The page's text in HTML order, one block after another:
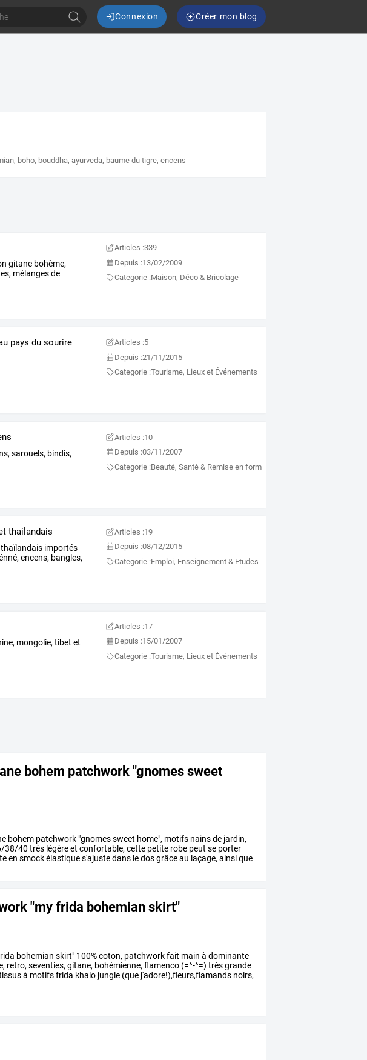
Connexion Créer mon blog
, boho, bouddha,ayurveda, baume du tigre,encens
gitanebohème,
mélangesde
Articles :339
Depuis :13/02/2009
Categorie :Maison, Déco & Bricolage
pays du sourire Articles :5
Depuis :21/11/2015
Categorie :Tourisme, Lieux et Événements
sarouels, bindis,
Articles :10
Depuis :03/11/2007
Categorie :Beauté, Santé & Remise en forme
thailandais
thaïlandaisimportés
encens, bangles,
Articles :19
Depuis :08/12/2015
Categorie :Emploi, Enseignement & Etudes
mongolie, tibet et
Articles :17
Depuis :15/01/2007
Categorie :Tourisme, Lieux et Événements
bohem patchwork "gnomes sweet
bohem patchwork "gnomessweet home", motifs nainsde jardin,
38/40 très légèreet confortable, cette petite robe peut se porter
en smockélastiques'ajustedans ledosgrâceau laçage, ainsique
"my frida bohemian skirt"
bohemian skirt" 100%coton, patchworkfait main à dominante
retro, seventies, gitane, bohémienne, flamenco (=^-^=) trèsgrande
à motifsfrida khalo jungle (que j'adore!),fleurs,flamands noirs,